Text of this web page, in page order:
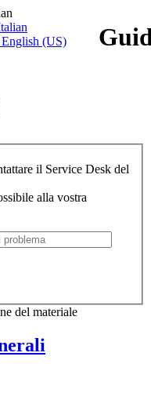
English (US)
il Service Desk del
alla vostra
del materiale